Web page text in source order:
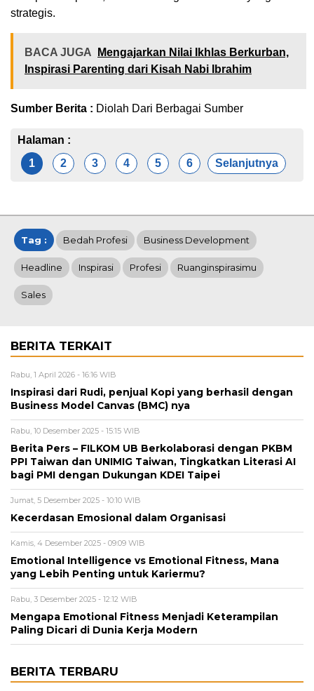
strategis.
BACA JUGA
Mengajarkan Nilai Ikhlas Berkurban,
Inspirasi Parenting dari Kisah Nabi Ibrahim
Sumber Berita : Diolah Dari Berbagai Sumber
Halaman :
1
2 3 4 5 6 Selanjutnya
Tag : Bedah Profesi Business Development
Headline Inspirasi Profesi Ruanginspirasimu
Sales
BERITA TERKAIT
Rabu, 1 April 2026 - 16:16 WIB
Inspirasi dari Rudi, penjual Kopi yang berhasil dengan
Business Model Canvas (BMC) nya
Rabu, 10 Desember 2025 - 15:15 WIB
Berita Pers – FILKOM UB Berkolaborasi dengan PKBM
PPI Taiwan dan UNIMIG Taiwan, Tingkatkan Literasi AI
bagi PMI dengan Dukungan KDEI Taipei
Jumat, 5 Desember 2025 - 10:10 WIB
Kecerdasan Emosional dalam Organisasi
Kamis, 4 Desember 2025 - 09:09 WIB
Emotional Intelligence vs Emotional Fitness, Mana
yang Lebih Penting untuk Kariermu?
Rabu, 3 Desember 2025 - 12:12 WIB
Mengapa Emotional Fitness Menjadi Keterampilan
Paling Dicari di Dunia Kerja Modern
BERITA TERBARU